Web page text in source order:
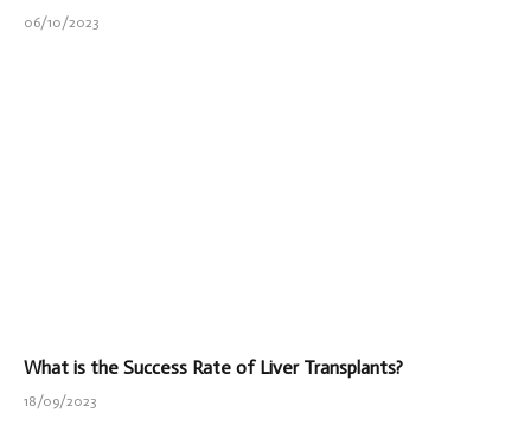
06/10/2023
What is the Success Rate of Liver Transplants?
18/09/2023